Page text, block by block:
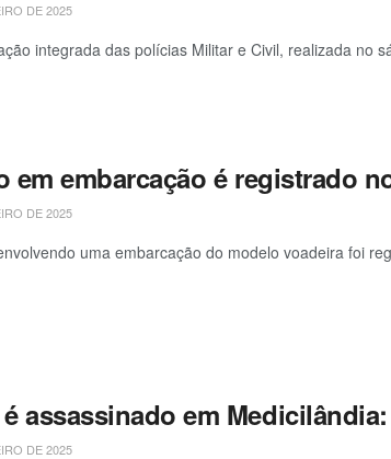
DE 2025
integrada das polícias Militar e Civil, realizada no
em embarcação é registrado
DE 2025
uma embarcação do modelo voadeira foi
assassinado em
DE 2025